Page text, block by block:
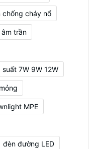
chống cháy nổ
trần
7W 9W 12W
MPE
đèn đường LED